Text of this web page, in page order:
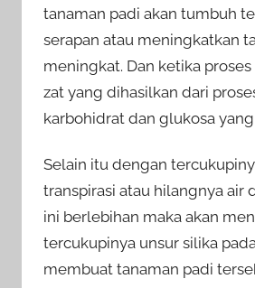
tanaman padi akan tumbuh
serapan atau meningkatkan
meningkat. Dan ketika
zat yang dihasilkan dari
karbohidrat dan glukosa
Selain itu dengan
transpirasi atau hilangnya air
ini berlebihan maka akan
tercukupinya unsur silika
membuat tanaman padi